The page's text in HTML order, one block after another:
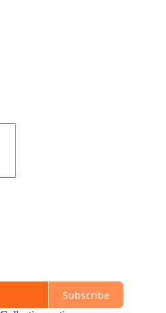
Subscribe